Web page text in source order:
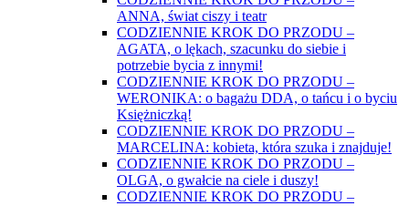
ANNA, świat ciszy i teatr
CODZIENNIE KROK DO PRZODU –
AGATA, o lękach, szacunku do siebie i
potrzebie bycia z innymi!
CODZIENNIE KROK DO PRZODU –
WERONIKA: o bagażu DDA, o tańcu i o byciu
Księżniczką!
CODZIENNIE KROK DO PRZODU –
MARCELINA: kobieta, która szuka i znajduje!
CODZIENNIE KROK DO PRZODU –
OLGA, o gwałcie na ciele i duszy!
CODZIENNIE KROK DO PRZODU –